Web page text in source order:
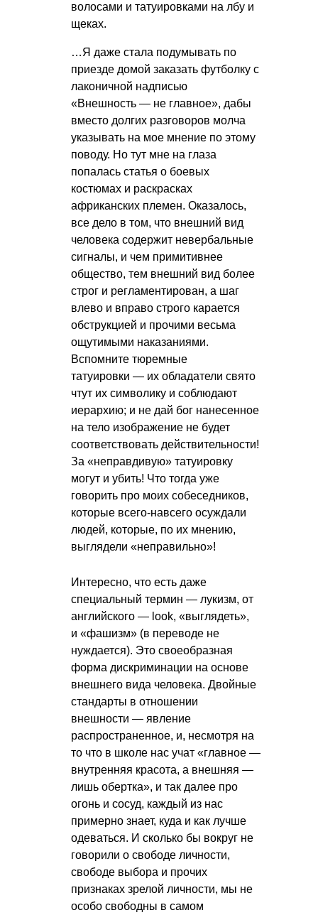
волосами и татуировками на лбу и
щеках.
…Я даже стала подумывать по
приезде домой заказать футболку с
лаконичной надписью
«Внешность — не главное», дабы
вместо долгих разговоров молча
указывать на мое мнение по этому
поводу. Но тут мне на глаза
попалась статья о боевых
костюмах и раскрасках
африканских племен. Оказалось,
все дело в том, что внешний вид
человека содержит невербальные
сигналы, и чем примитивнее
общество, тем внешний вид более
строг и регламентирован, а шаг
влево и вправо строго карается
обструкцией и прочими весьма
ощутимыми наказаниями.
Вспомните тюремные
татуировки — их обладатели свято
чтут их символику и соблюдают
иерархию; и не дай бог нанесенное
на тело изображение не будет
соответствовать действительности!
За «неправдивую» татуировку
могут и убить! Что тогда уже
говорить про моих собеседников,
которые всего-навсего осуждали
людей, которые, по их мнению,
выглядели «неправильно»!
Интересно, что есть даже
специальный термин — лукизм, от
английского — look, «выглядеть»,
и «фашизм» (в переводе не
нуждается). Это своеобразная
форма дискриминации на основе
внешнего вида человека. Двойные
стандарты в отношении
внешности — явление
распространенное, и, несмотря на
то что в школе нас учат «главное —
внутренняя красота, а внешняя —
лишь обертка», и так далее про
огонь и сосуд, каждый из нас
примерно знает, куда и как лучше
одеваться. И сколько бы вокруг не
говорили о свободе личности,
свободе выбора и прочих
признаках зрелой личности, мы не
особо свободны в самом